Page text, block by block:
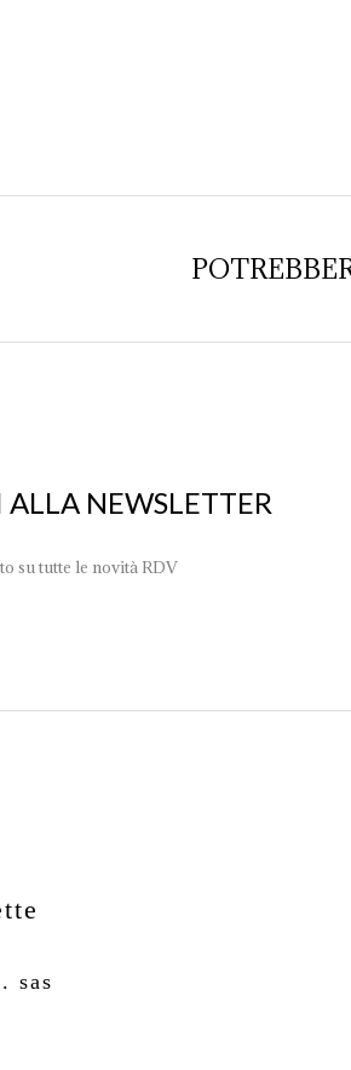
ALLA NEWSLETTER
su tutte le novità RDV
sas